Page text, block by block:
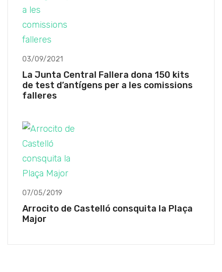
03/09/2021
La Junta Central Fallera dona 150 kits
de test d’antígens per a les comissions
falleres
07/05/2019
Arrocito de Castelló consquita la Plaça
Major